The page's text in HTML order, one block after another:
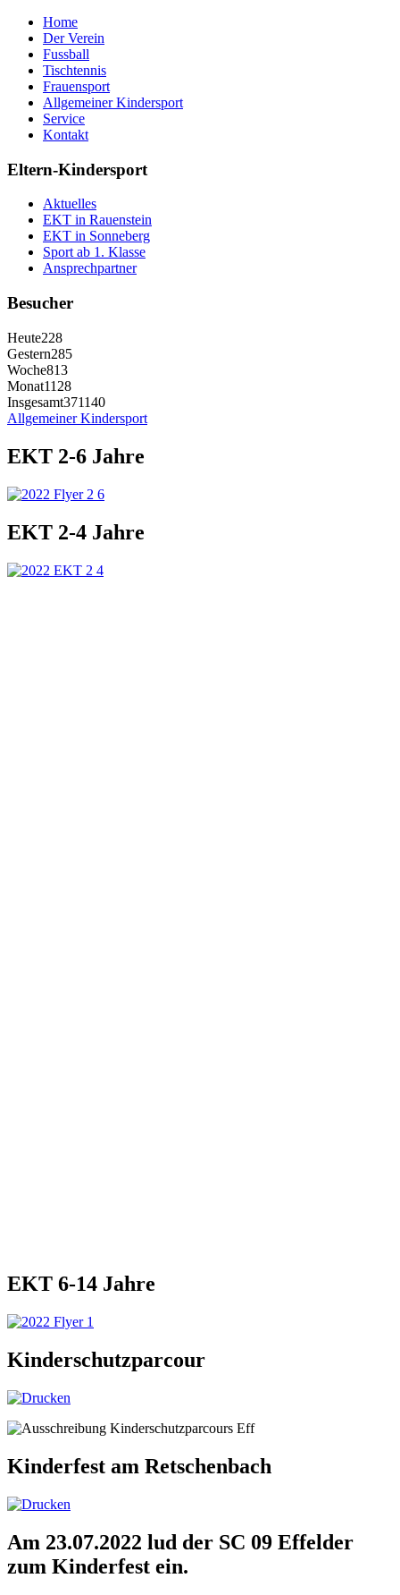
Home
Der Verein
Fussball
Tischtennis
Frauensport
Allgemeiner Kindersport
Service
Kontakt
Eltern-Kindersport
Aktuelles
EKT in Rauenstein
EKT in Sonneberg
Sport ab 1. Klasse
Ansprechpartner
Besucher
Heute228
Gestern285
Woche813
Monat1128
Insgesamt371140
Allgemeiner Kindersport
EKT 2-6 Jahre
EKT 2-4 Jahre
EKT 6-14 Jahre
Kinderschutzparcour
Kinderfest am Retschenbach
Am 23.07.2022 lud der SC 09 Effelder
zum Kinderfest ein.